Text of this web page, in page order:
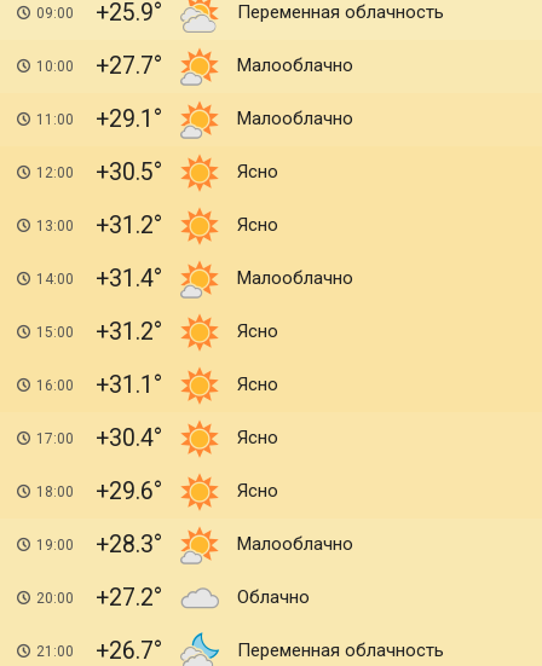
09:00 +25.9 Переменная облачность
10:00 +27.7 Малооблачно
11:00 +29.1 Малооблачно
12:00 +30.5 Ясно
13:00 +31.2 Ясно
14:00 +31.4 Малооблачно
15:00 +31.2 Ясно
16:00 +31.1 Ясно
17:00 +30.4 Ясно
18:00 +29.6 Ясно
19:00 +28.3 Малооблачно
20:00 +27.2 Облачно
21:00 +26.7 Переменная облачность